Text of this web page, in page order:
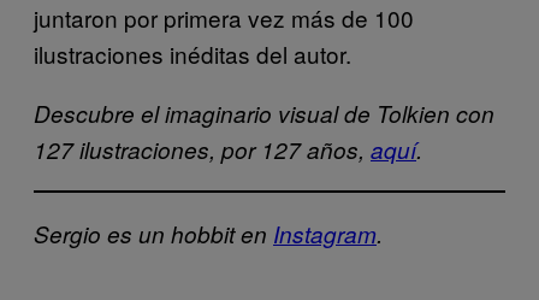
juntaron por primera vez más de 100
ilustraciones inéditas del autor.
Descubre el imaginario visual de Tolkien con
127 ilustraciones, por 127 años, aquí.
Sergio es un hobbit en Instagram.